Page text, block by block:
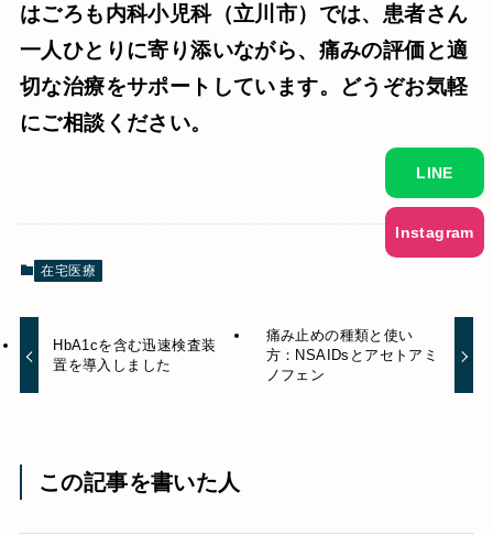
はごろも内科小児科（立川市）では、患者さん
一人ひとりに寄り添いながら、痛みの評価と適
切な治療をサポートしています。どうぞお気軽
にご相談ください。
在宅医療
HbA1cを含む迅速検査装
置を導入しました
痛み止めの種類と使い
方：NSAIDsとアセトアミ
ノフェン
この記事を書いた人
LINE
Instagram